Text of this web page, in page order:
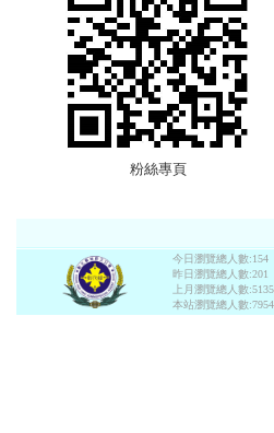
粉絲專頁
今日瀏覽總人數:154
昨日瀏覽總人數:201
上月瀏覽總人數:5135
本站瀏覽總人數